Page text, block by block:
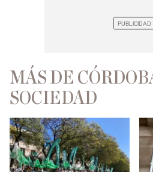
MÁS DE
SOCIEDAD